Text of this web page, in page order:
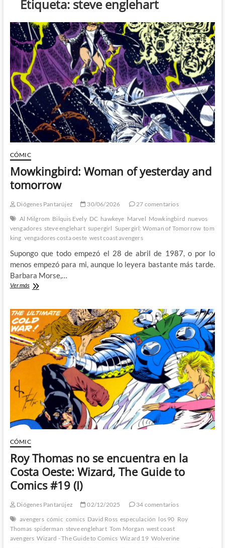
Etiqueta: steve englehart
CÓMIC
Mowkingbird: Woman of yesterday and
tomorrow
Diógenes Pantarújez 30/06/2026
27 comentarios
Al Milgrom Bilquis Evely DC hawkeye Marvel Mowkingbird nuevos
vengadores steve englehart supergirl Supergirl: Woman of Tomorrow tom
king vengadores costa oeste west coast avengers
Supongo que todo empezó el 28 de abril de 1987, o por lo
menos empezó para mi, aunque lo leyera bastante más tarde.
Barbara Morse,…
Ver másMowkingbird:
yesterday
and
tomorrow
CÓMIC
Roy Thomas no se encuentra en la
Costa Oeste: Wizard, The Guide to
Comics #19 (I)
Diógenes Pantarújez 02/12/2025
34 comentarios
avengers cómic comics David Ross especulación los 90 Roy
Thomas spiderman steve englehart Tom Morgan west coast
avengers Wizard - The Guide to Comics Wizard 19 Wolverine